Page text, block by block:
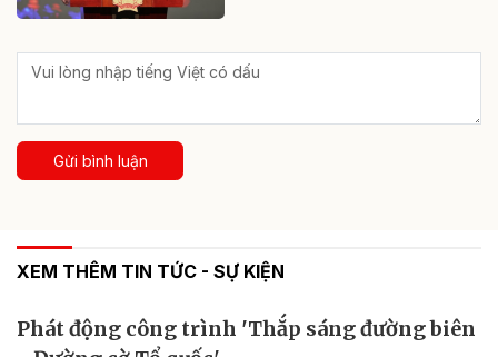
Gửi bình luận
XEM THÊM TIN TỨC - SỰ KIỆN
Phát động công trình 'Thắp sáng đường biên